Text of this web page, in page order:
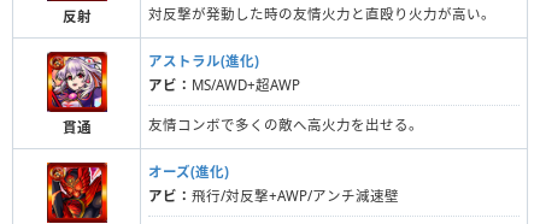
反射 対反撃が発動した時の友情火力と直殴り火力が高い。
貫通
アストラル(進化)
アビ： MS/AWD+超AWP
友情コンボで多くの敵へ高火力を出せる。
オーズ(進化)
アビ： 飛行/対反撃+AWP/アンチ減速壁